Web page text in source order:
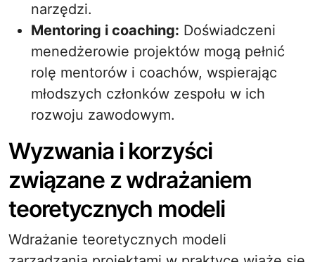
narzędzi.
Mentoring i coaching: Doświadczeni
menedżerowie projektów mogą pełnić
rolę mentorów i coachów, wspierając
młodszych członków zespołu w ich
rozwoju zawodowym.
Wyzwania i korzyści
związane z wdrażaniem
teoretycznych modeli
Wdrażanie teoretycznych modeli